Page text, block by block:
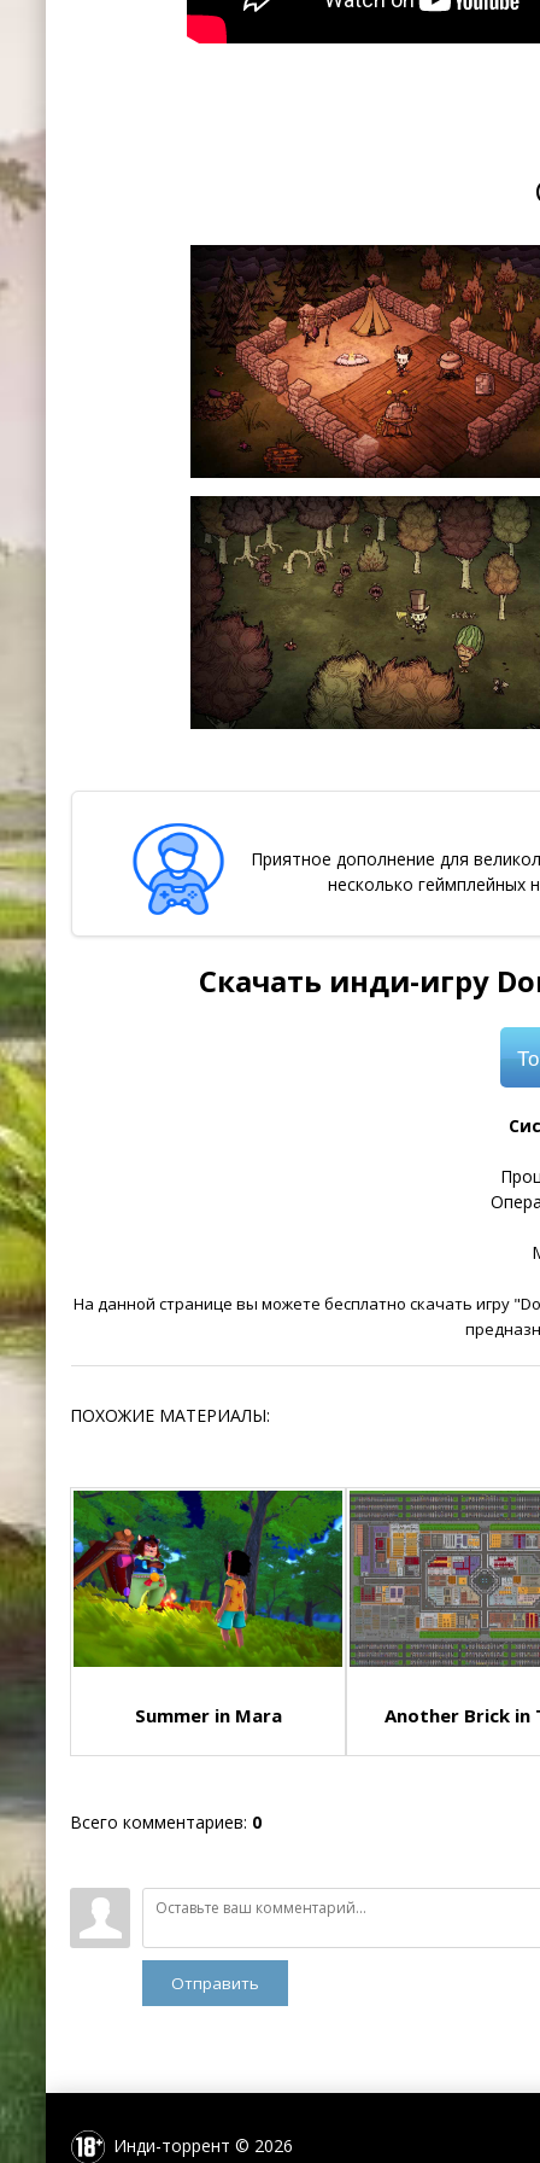
Приятное дополнение для
несколько геймплейных
Скачать инди-игру
На данной странице вы можете бесплатно скачать игру
ПОХОЖИЕ МАТЕРИАЛЫ:
Summer in Mara Another Brick in
Всего комментариев: 0
Отправить
Инди-торрент © 2026